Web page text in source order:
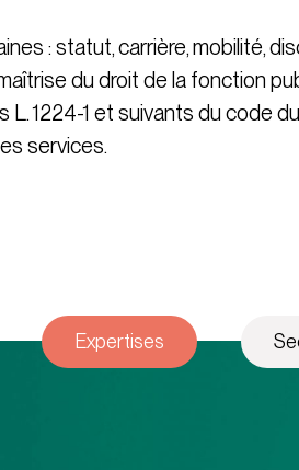
: statut, carrière, mobilité,
du droit de la fonction
1224-1 et suivants du code
services.
Expertises